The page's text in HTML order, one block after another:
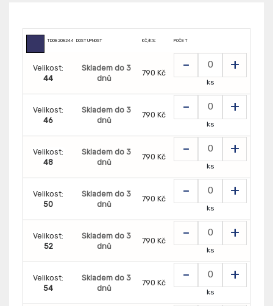
TD0820824400202DOSTUPNOST KČ/KS: POČET
Velikost:
44
Skladem do 3
dnů
790 Kč - +
ks
Velikost:
46
Skladem do 3
dnů
790 Kč - +
ks
Velikost:
48
Skladem do 3
dnů
790 Kč - +
ks
Velikost:
50
Skladem do 3
dnů
790 Kč - +
ks
Velikost:
52
Skladem do 3
dnů
790 Kč - +
ks
Velikost:
54
Skladem do 3
dnů
790 Kč - +
ks